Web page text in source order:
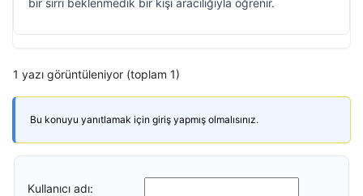
bir sırrı beklenmedik bir kişi aracılığıyla öğrenir.
1 yazı görüntüleniyor (toplam 1)
Bu konuyu yanıtlamak için giriş yapmış olmalısınız.
Kullanıcı adı: